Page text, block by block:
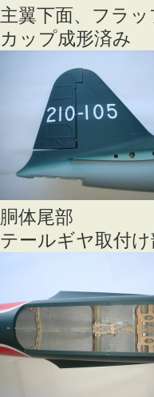
主翼下面、
カップ成形済み
胴
テールギヤ取付